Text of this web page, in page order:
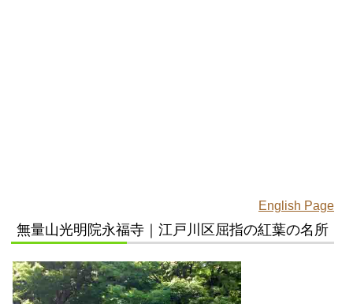
English Page
無量山光明院永福寺｜江戸川区屈指の紅葉の名所